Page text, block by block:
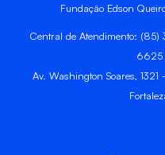
Fundação Edson
Central de Atendimento:
6625
Av. Washington Soares,